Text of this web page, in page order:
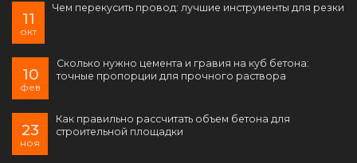
11
окт
Чем перекусить провод: лучшие инструменты для резки
10
фев
Сколько нужно цемента и гравия на куб бетона:
точные пропорции для прочного раствора
23
ноя
Как правильно рассчитать объем бетона для
строительной площадки